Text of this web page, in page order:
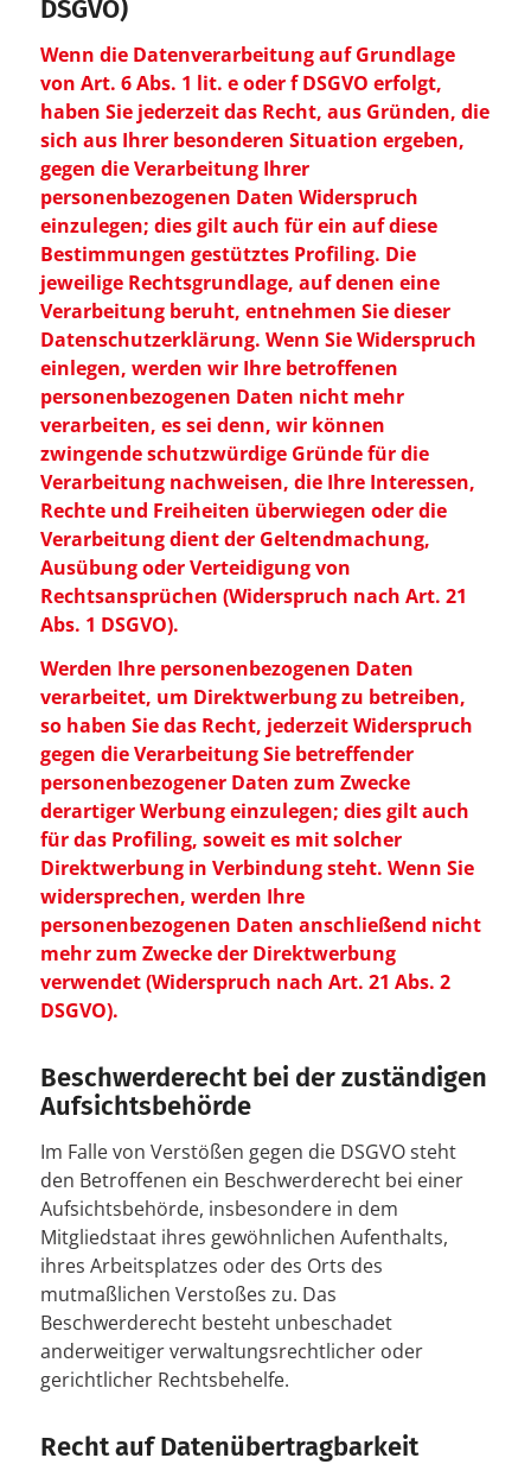
DSGVO)
Wenn die Datenverarbeitung auf Grundlage
von Art. 6 Abs. 1 lit. e oder f DSGVO erfolgt,
haben Sie jederzeit das Recht, aus Gründen, die
sich aus Ihrer besonderen Situation ergeben,
gegen die Verarbeitung Ihrer
personenbezogenen Daten Widerspruch
einzulegen; dies gilt auch für ein auf diese
Bestimmungen gestütztes Profiling. Die
jeweilige Rechtsgrundlage, auf denen eine
Verarbeitung beruht, entnehmen Sie dieser
Datenschutzerklärung. Wenn Sie Widerspruch
einlegen, werden wir Ihre betroffenen
personenbezogenen Daten nicht mehr
verarbeiten, es sei denn, wir können
zwingende schutzwürdige Gründe für die
Verarbeitung nachweisen, die Ihre Interessen,
Rechte und Freiheiten überwiegen oder die
Verarbeitung dient der Geltendmachung,
Ausübung oder Verteidigung von
Rechtsansprüchen (Widerspruch nach Art. 21
Abs. 1 DSGVO).
Werden Ihre personenbezogenen Daten
verarbeitet, um Direktwerbung zu betreiben,
so haben Sie das Recht, jederzeit Widerspruch
gegen die Verarbeitung Sie betreffender
personenbezogener Daten zum Zwecke
derartiger Werbung einzulegen; dies gilt auch
für das Profiling, soweit es mit solcher
Direktwerbung in Verbindung steht. Wenn Sie
widersprechen, werden Ihre
personenbezogenen Daten anschließend nicht
mehr zum Zwecke der Direktwerbung
verwendet (Widerspruch nach Art. 21 Abs. 2
DSGVO).
Beschwerderecht bei der zuständigen
Aufsichtsbehörde
Im Falle von Verstößen gegen die DSGVO steht
den Betroffenen ein Beschwerderecht bei einer
Aufsichtsbehörde, insbesondere in dem
Mitgliedstaat ihres gewöhnlichen Aufenthalts,
ihres Arbeitsplatzes oder des Orts des
mutmaßlichen Verstoßes zu. Das
Beschwerderecht besteht unbeschadet
anderweitiger verwaltungsrechtlicher oder
gerichtlicher Rechtsbehelfe.
Recht auf Datenübertragbarkeit